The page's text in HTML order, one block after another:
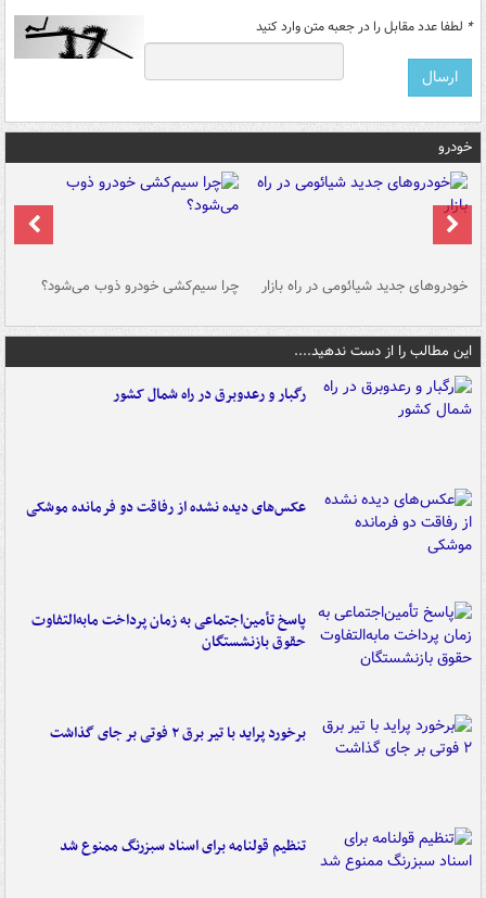
* لطفا عدد مقابل را در جعبه متن وارد کنید
خودرو
خودروهای جدید شیائومی در راه بازار چرا سیم‌کشی خودرو ذوب می‌شود؟
این مطالب را از دست ندهید....
رگبار و رعدوبرق در راه شمال کشور
عکس‌های دیده نشده از رفاقت دو فرمانده‌ موشکی
پاسخ تأمین‌اجتماعی به زمان پرداخت مابه‌التفاوت
حقوق بازنشستگان
برخورد پراید با تیر برق ۲ فوتی بر جای گذاشت
تنظیم قولنامه برای اسناد سبزرنگ ممنوع شد